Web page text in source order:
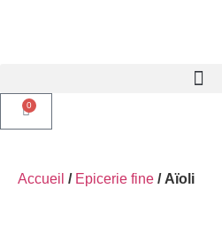
0
Accueil / Epicerie fine / Aïoli